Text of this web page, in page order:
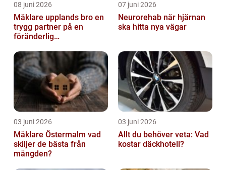
08 juni 2026
Mäklare upplands bro en
trygg partner på en
föränderlig
07 juni 2026
Neurorehab när hjärnan
ska hitta nya vägar
03 juni 2026
Mäklare Östermalm vad
skiljer de bästa från
mängden?
03 juni 2026
Allt du behöver veta: Vad
kostar däckhotell?